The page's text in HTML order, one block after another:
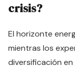
crisis?
El horizonte
mientras los
diversificación